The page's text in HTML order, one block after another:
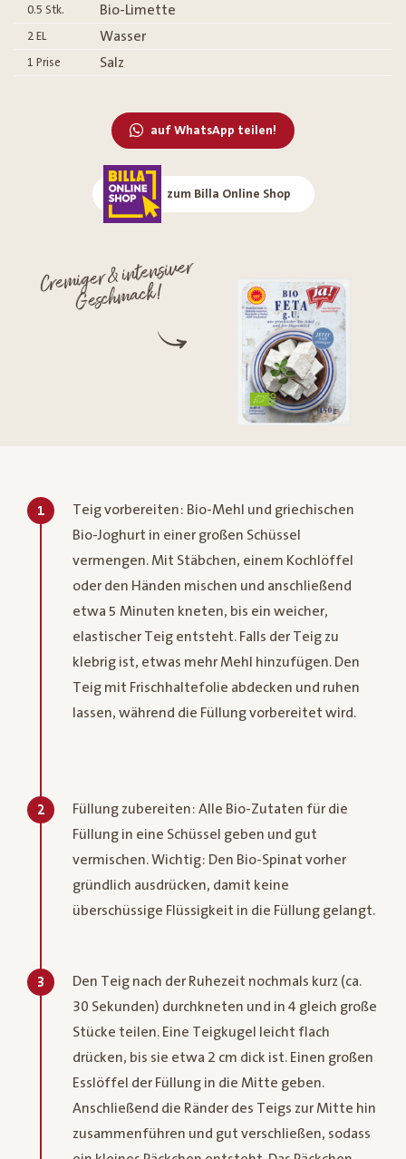
0.5 Stk. Bio-Limette
2 EL Wasser
1 Prise Salz
auf WhatsApp teilen!
zum Billa Online Shop
Cremiger & intensiver
Geschmack!
1
Teig vorbereiten: Bio-Mehl und griechischen
Bio-Joghurt in einer großen Schüssel
vermengen. Mit Stäbchen, einem Kochlöffel
oder den Händen mischen und anschließend
etwa 5 Minuten kneten, bis ein weicher,
elastischer Teig entsteht. Falls der Teig zu
klebrig ist, etwas mehr Mehl hinzufügen. Den
Teig mit Frischhaltefolie abdecken und ruhen
lassen, während die Füllung vorbereitet wird.
2
Füllung zubereiten: Alle Bio-Zutaten für die
Füllung in eine Schüssel geben und gut
vermischen. Wichtig: Den Bio-Spinat vorher
gründlich ausdrücken, damit keine
überschüssige Flüssigkeit in die Füllung gelangt.
3
Den Teig nach der Ruhezeit nochmals kurz (ca.
30 Sekunden) durchkneten und in 4 gleich große
Stücke teilen. Eine Teigkugel leicht flach
drücken, bis sie etwa 2 cm dick ist. Einen großen
Esslöffel der Füllung in die Mitte geben.
Anschließend die Ränder des Teigs zur Mitte hin
zusammenführen und gut verschließen, sodass